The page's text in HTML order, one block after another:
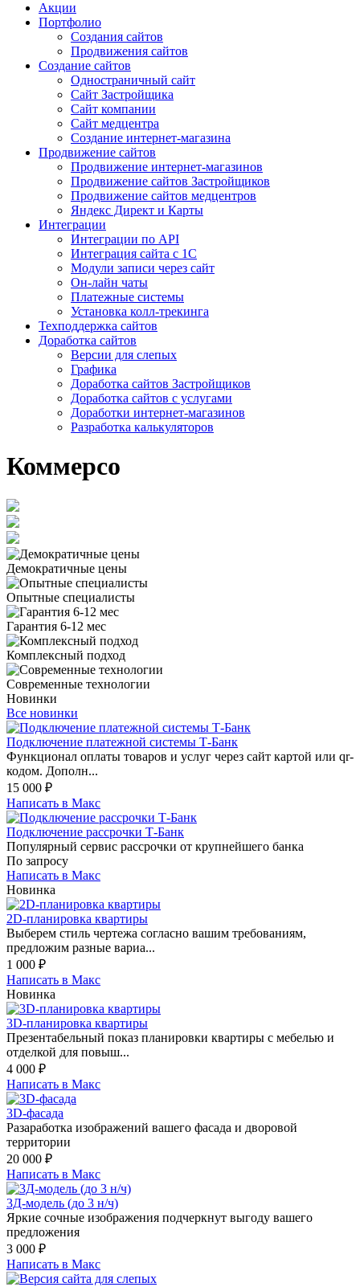
Акции
Портфолио
Создания сайтов
Продвижения сайтов
Создание сайтов
Одностраничный сайт
Сайт Застройщика
Сайт компании
Сайт медцентра
Создание интернет-магазина
Продвижение сайтов
Продвижение интернет-магазинов
Продвижение сайтов Застройщиков
Продвижение сайтов медцентров
Яндекс Директ и Карты
Интеграции
Интеграции по API
Интеграция сайта с 1С
Модули записи через сайт
Он-лайн чаты
Платежные системы
Установка колл-трекинга
Техподдержка сайтов
Доработка сайтов
Версии для слепых
Графика
Доработка сайтов Застройщиков
Доработка сайтов с услугами
Доработки интернет-магазинов
Разработка калькуляторов
Коммерсо
Демократичные цены
Опытные специалисты
Гарантия 6-12 мес
Комплексный подход
Современные технологии
Новинки
Все новинки
Подключение платежной системы Т-Банк
Функционал оплаты товаров и услуг через сайт картой или qr-
кодом. Дополн...
15 000 ₽
Написать в Макс
Подключение рассрочки Т-Банк
Популярный сервис рассрочки от крупнейшего банка
По запросу
Написать в Макс
Новинка
2D-планировка квартиры
Выберем стиль чертежа согласно вашим требованиям,
предложим разные вариа...
1 000 ₽
Написать в Макс
Новинка
3D-планировка квартиры
Презентабельный показ планировки квартиры с мебелью и
отделкой для повыш...
4 000 ₽
Написать в Макс
3D-фасада
Разаработка изображений вашего фасада и дворовой
территории
20 000 ₽
Написать в Макс
3Д-модель (до 3 н/ч)
Яркие сочные изображения подчеркнут выгоду вашего
предложения
3 000 ₽
Написать в Макс